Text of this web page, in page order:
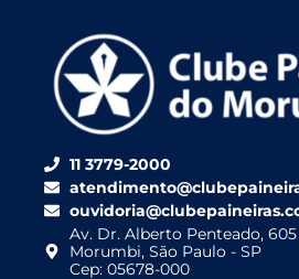
11 3779-2000
Av. Dr. Alberto Penteado, 605
Morumbi, São Paulo - SP
Cep: 05678-000